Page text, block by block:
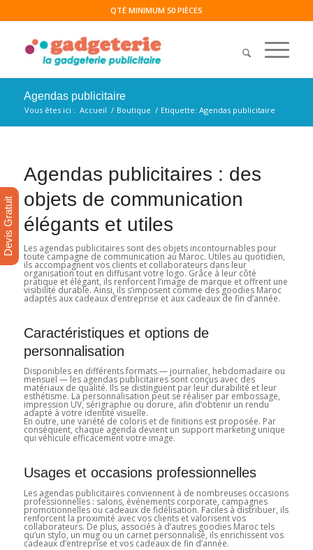
QTÉ MINIMUM 50 PIÈCES
Agendas publicitaire
Vous êtes ici : Accueil / Boutique / Etiquette: Agendas publicitaire
Agendas publicitaires : des
objets de communication
élégants et utiles
Les agendas publicitaires sont des objets incontournables pour
toute campagne de communication au Maroc. Utiles au quotidien,
ils accompagnent vos clients et collaborateurs dans leur
organisation tout en diffusant votre logo. Grâce à leur côté
pratique et élégant, ils renforcent l’image de marque et offrent une
visibilité durable. Ainsi, ils s’imposent comme des goodies Maroc
adaptés aux cadeaux d’entreprise et aux cadeaux de fin d’année.
Caractéristiques et options de
personnalisation
Disponibles en différents formats — journalier, hebdomadaire ou
mensuel — les agendas publicitaires sont conçus avec des
matériaux de qualité. Ils se distinguent par leur durabilité et leur
esthétisme. La personnalisation peut se réaliser par embossage,
impression UV, sérigraphie ou dorure, afin d’obtenir un rendu
adapté à votre identité visuelle.
En outre, une variété de coloris et de finitions est proposée. Par
conséquent, chaque agenda devient un support marketing unique
qui véhicule efficacement votre image.
Usages et occasions professionnelles
Les agendas publicitaires conviennent à de nombreuses occasions
professionnelles : salons, événements corporate, campagnes
promotionnelles ou cadeaux de fidélisation. Faciles à distribuer, ils
renforcent la proximité avec vos clients et valorisent vos
collaborateurs. De plus, associés à d’autres goodies Maroc tels
qu’un stylo, un mug ou un carnet personnalisé, ils enrichissent vos
cadeaux d’entreprise et vos cadeaux de fin d’année.
Devis Gratuit